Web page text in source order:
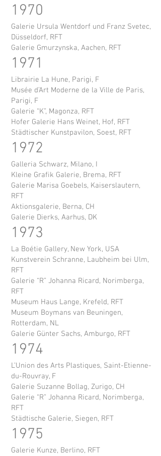
1970
Galerie Ursula Wentdorf und Franz Svetec,
Düsseldorf, RFT
Galerie Gmurzynska, Aachen, RFT
1971
Librairie La Hune, Parigi, F
Musée d’Art Moderne de la Ville de Paris,
Parigi, F
Galerie “K”, Magonza, RFT
Hofer Galerie Hans Weinet, Hof, RFT
Städtischer Kunstpavilon, Soest, RFT
1972
Galleria Schwarz, Milano, I
Kleine Grafik Galerie, Brema, RFT
Galerie Marisa Goebels, Kaiserslautern,
RFT
Aktionsgalerie, Berna, CH
Galerie Dierks, Aarhus, DK
1973
La Boétie Gallery, New York, USA
Kunstverein Schranne, Laubheim bei Ulm,
RFT
Galerie “R” Johanna Ricard, Norimberga,
RFT
Museum Haus Lange, Krefeld, RFT
Museum Boymans van Beuningen,
Rotterdam, NL
Galerie Günter Sachs, Amburgo, RFT
1974
L’Union des Arts Plastiques, Saint-Etienne-
du-Rouvray, F
Galerie Suzanne Bollag, Zurigo, CH
Galerie “R” Johanna Ricard, Norimberga,
RFT
Städtische Galerie, Siegen, RFT
1975
Galerie Kunze, Berlino, RFT